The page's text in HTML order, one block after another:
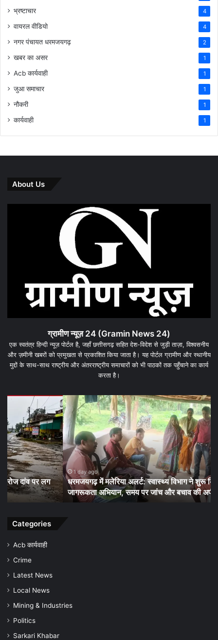
भ्रष्टाचार 4
वायरल वीडियो 4
नगर पंचायत धरमजयगढ़ 2
खबर का असर 1
Acb कार्यवाही 1
जुआ समाचार 1
नौकरी 1
कार्यवाही 1
About Us
ग्रामीण न्यूज़ 24 (Gramin News 24)
एक स्वतंत्र हिन्दी न्यूज़ पोर्टल है, जहाँ छत्तीसगढ़ सहित देश-विदेश से जुड़ी ताज़ा, विश्वसनीय
और ज़मीनी खबरों को प्रमुखता से प्रकाशित किया जाता है। यह पोर्टल ग्रामीण और स्थानीय
मुद्दों के साथ-साथ राष्ट्रीय और अंतरराष्ट्रीय समाचारों को भी पाठकों तक पहुँचाने का कार्य
करता है।
धरमजयगढ़
मलेरिया
अलर्ट:
स्वास्थ्य
विभाग
ने
शुरू
किया
जन-
जागरूकता
समय
जांच
बचाव
की
1 day ago
धरमजयगढ़ में मलेरिया अलर्ट: स्वास्थ्य विभाग ने शुरू किया जन-
जागरूकता अभियान, समय पर जांच और बचाव की अपील
के
पर
बड़ा
की
Categories
Acb कार्यवाही
Crime
Latest News
Local News
Mining & Industries
Politics
Sarkari Khabar